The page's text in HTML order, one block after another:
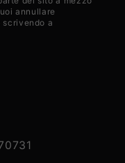
annullare
a